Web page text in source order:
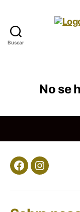
Buscar
No se
FacebookInstagram